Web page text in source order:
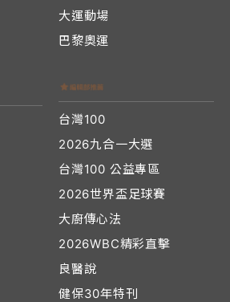
大運動場
巴黎奧運
台灣100
2026九合一大選
台灣100 公益專區
2026世界盃足球賽
大廚傳心法
2026WBC精彩直擊
良醫說
健保30年特刊